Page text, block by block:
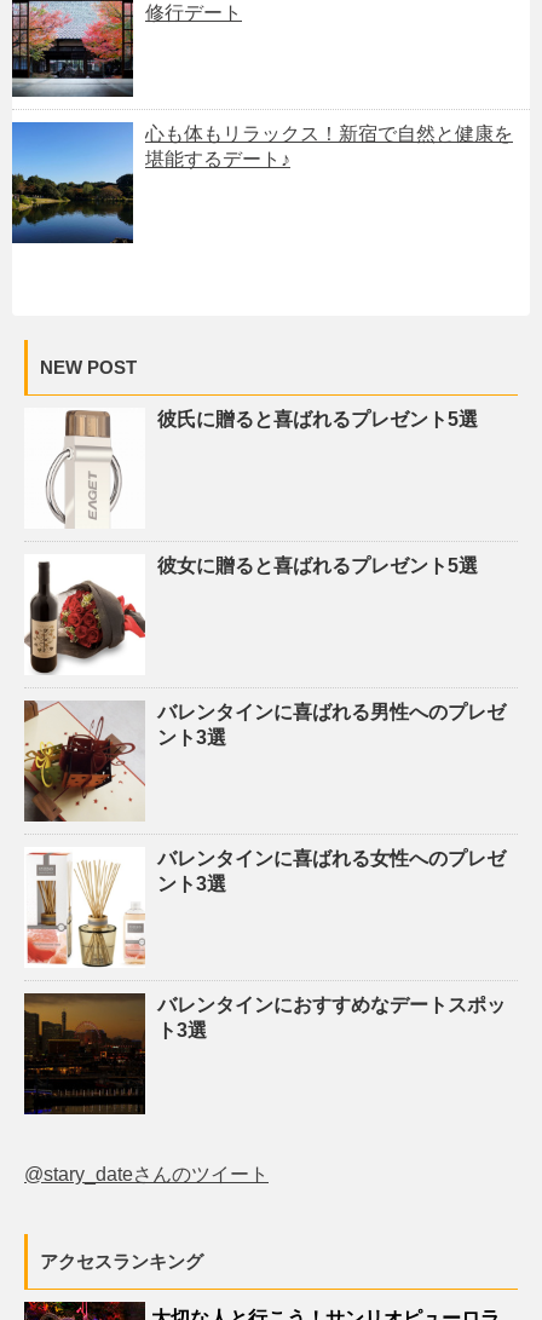
修行デート
心も体もリラックス！新宿で自然と健康を
堪能するデート♪
NEW POST
彼氏に贈ると喜ばれるプレゼント5選
彼女に贈ると喜ばれるプレゼント5選
バレンタインに喜ばれる男性へのプレゼ
ント3選
バレンタインに喜ばれる女性へのプレゼ
ント3選
バレンタインにおすすめなデートスポッ
ト3選
@stary_dateさんのツイート
アクセスランキング